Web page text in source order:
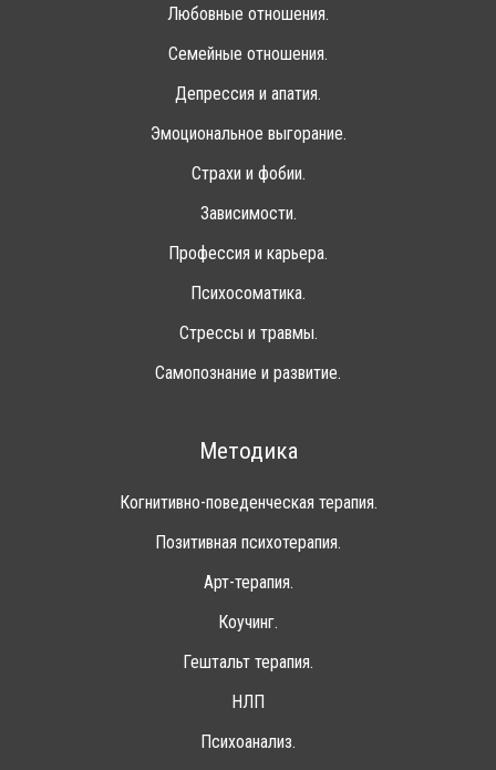
Любовные отношения.
Семейные отношения.
Депрессия и апатия.
Эмоциональное выгорание.
Страхи и фобии.
Зависимости.
Профессия и карьера.
Психосоматика.
Стрессы и травмы.
Самопознание и развитие.
Методика
Когнитивно-поведенческая терапия.
Позитивная психотерапия.
Арт-терапия.
Коучинг.
Гештальт терапия.
НЛП
Психоанализ.